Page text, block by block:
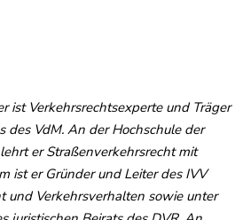
ist Verkehrsrechtsexperte und Träger
des VdM. An der Hochschule der
er Straßenverkehrsrecht mit
ist er Gründer und Leiter des IVV
und Verkehrsverhalten sowie unter